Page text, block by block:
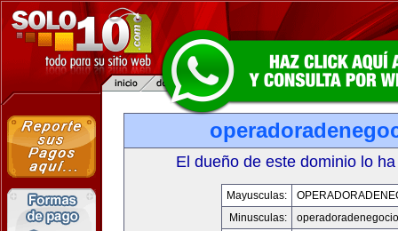
El dueño de este dominio lo
Mayusculas:
Minusculas: